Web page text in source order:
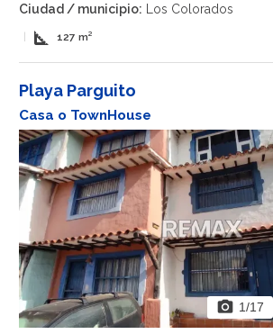
Ciudad / municipio: Los Colorados
square_foot 127 m²
Playa Parguito
Casa o TownHouse
photo_camera 1/17